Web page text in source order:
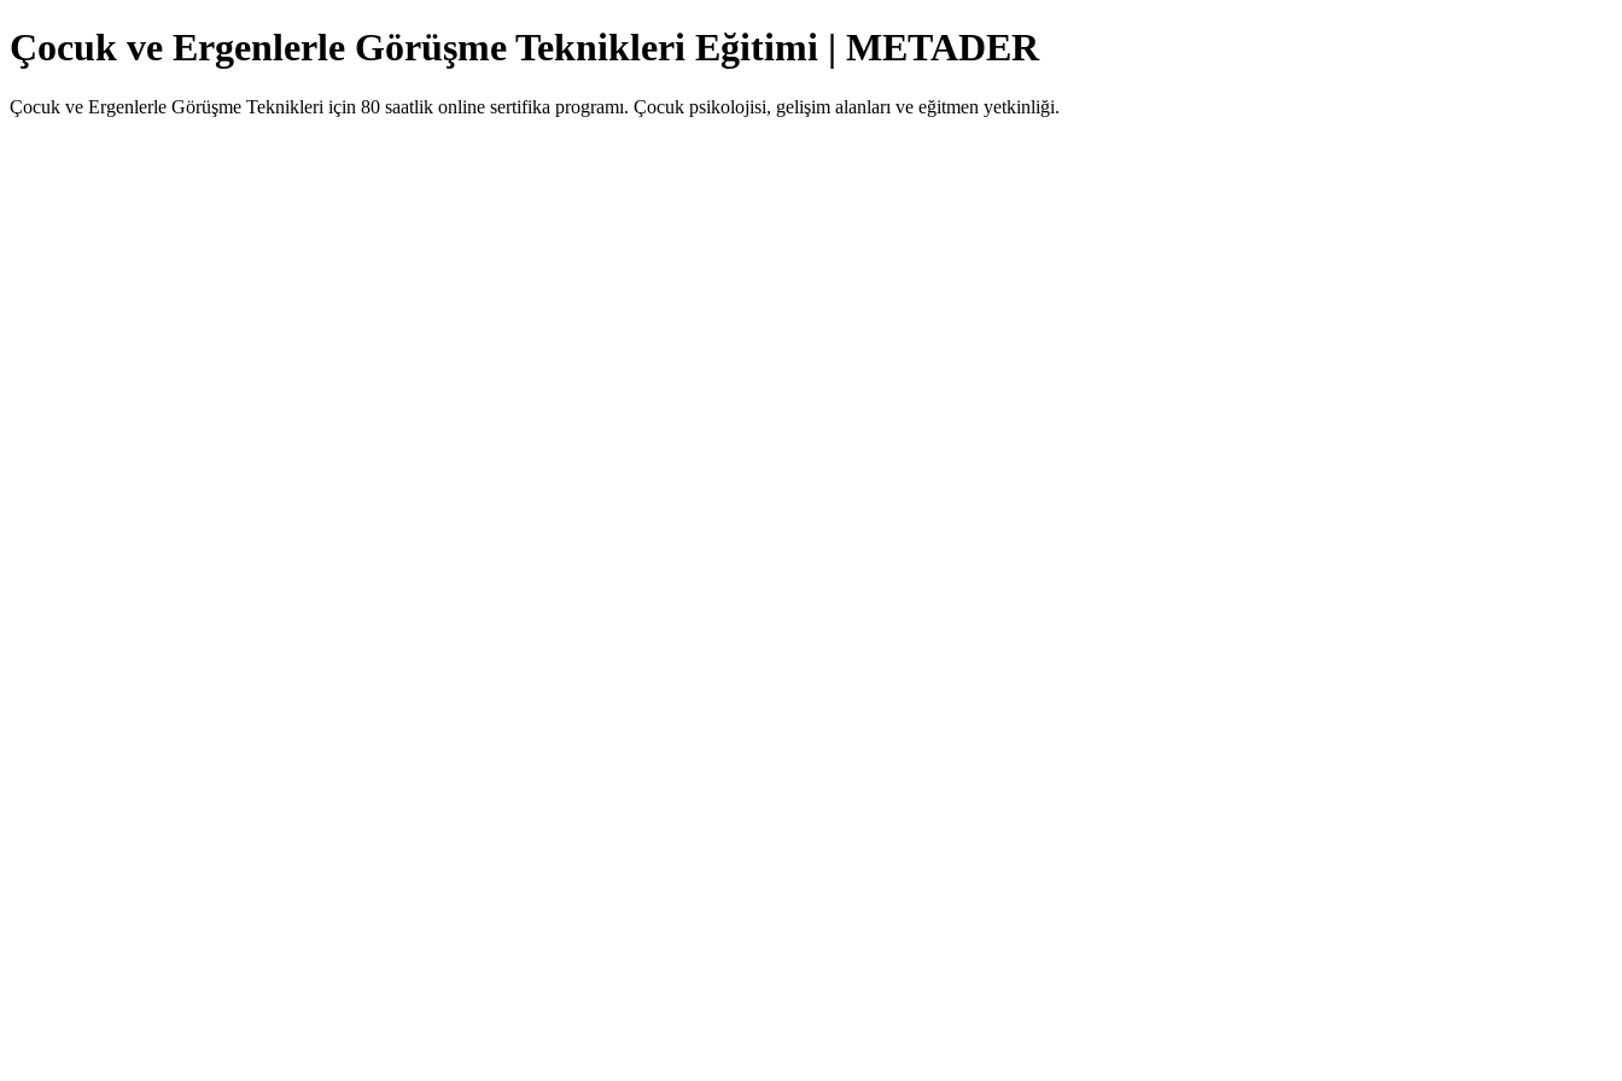
Çocuk ve Ergenlerle Görüşme Teknikleri Eğitimi | METADER
Çocuk ve Ergenlerle Görüşme Teknikleri için 80 saatlik online sertifika programı. Çocuk psikolojisi, gelişim alanları ve eğitmen yetkinliği.